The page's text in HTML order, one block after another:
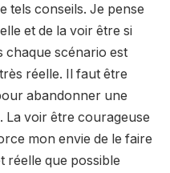
tels conseils. Je pense
et de la voir être si
chaque scénario est
réelle. Il faut être
abandonner une
La voir être courageuse
mon envie de le faire
réelle que possible